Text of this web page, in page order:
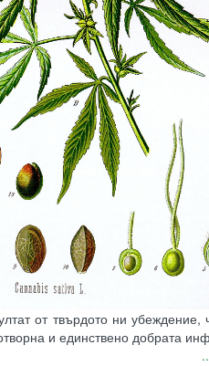
от твърдото ни убеждение,
и единствено добрата